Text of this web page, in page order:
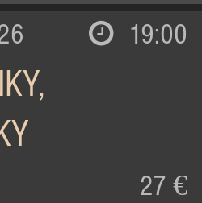
19:00
27 €